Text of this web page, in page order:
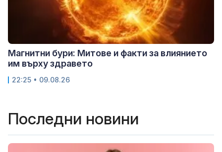
Магнитни бури: Митове и факти за влиянието
им върху здравето
22:25 • 09.08.26
Последни новини